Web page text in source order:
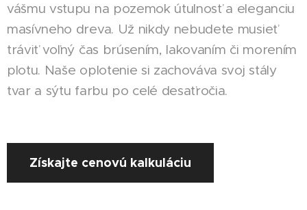
vášmu vstupu na pozemok útulnosť a eleganciu
masívneho dreva. Už nikdy nebudete musieť
tráviť voľný čas brúsením, lakovaním či morením
plotu. Naše oplotenie si zachováva svoj stály
tvar a sýtu farbu po celé desaťročia.
Získajte cenovú kalkuláciu